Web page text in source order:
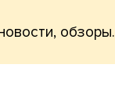
обзоры.